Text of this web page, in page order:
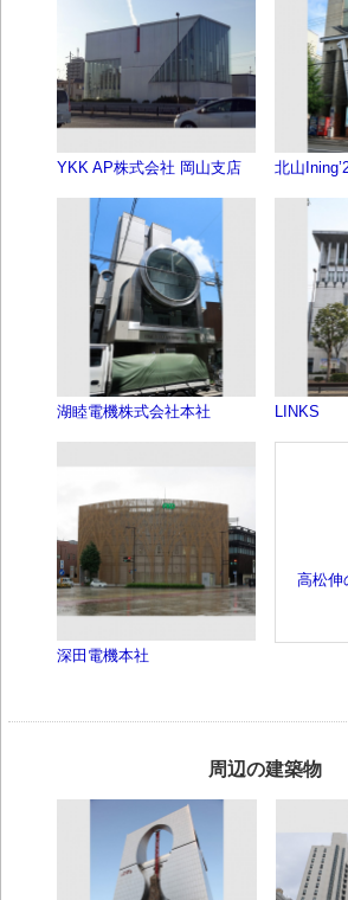
YKK AP株式会社 岡山支店 北山
湖睦電機株式会社本社 LINKS
深田電機本社
高松伸
周辺の建築物